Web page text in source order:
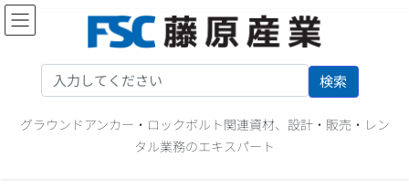
グラウンドアンカー・ロックボルト関連資材、設計・販売・レン
タル業務のエキスパート